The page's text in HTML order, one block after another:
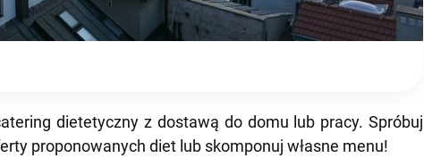
dietetyczny z dostawą do domu lub pracy. Spróbuj
proponowanych diet lub skomponuj własne menu!